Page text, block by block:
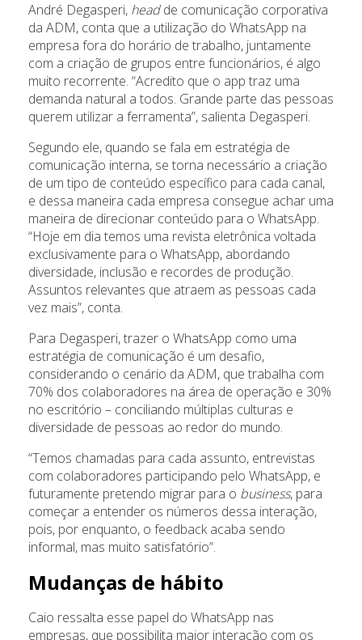
André Degasperi, headde comunicação corporativa
da ADM, conta que a utilização do WhatsApp na
empresa fora do horário de trabalho, juntamente
com a criação de grupos entre funcionários, é algo
muito recorrente. “Acredito que o app traz uma
demanda natural a todos. Grande parte das pessoas
querem utilizar a ferramenta”, salienta Degasperi.
Segundo ele, quando se fala em estratégia de
comunicação interna, se torna necessário a criação
de um tipo de conteúdo específico para cada canal,
e dessa maneira cada empresa consegue achar uma
maneira de direcionar conteúdo para o WhatsApp.
“Hoje em dia temos uma revista eletrônica voltada
exclusivamente para o WhatsApp, abordando
diversidade, inclusão e recordes de produção.
Assuntos relevantes que atraem as pessoas cada
vez mais”, conta.
Para Degasperi, trazer o WhatsApp como uma
estratégia de comunicação é um desafio,
considerando o cenário da ADM, que trabalha com
70% dos colaboradores na área de operação e 30%
no escritório – conciliando múltiplas culturas e
diversidade de pessoas ao redor do mundo.
“Temos chamadas para cada assunto, entrevistas
com colaboradores participando pelo WhatsApp, e
futuramente pretendo migrar para o business, para
começar a entender os números dessa interação,
pois, por enquanto, o feedback acaba sendo
informal, mas muito satisfatório”.
Mudanças de hábito
Caio ressalta esse papel do WhatsApp nas
empresas, que possibilita maior interação com os